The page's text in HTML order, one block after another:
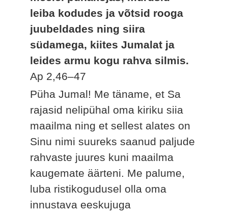
leiba kodudes ja võtsid rooga
juubeldades ning siira
südamega, kiites Jumalat ja
leides armu kogu rahva silmis.
Ap 2,46–47
Püha Jumal! Me täname, et Sa
rajasid nelipühal oma kiriku siia
maailma ning et sellest alates on
Sinu nimi suureks saanud paljude
rahvaste juures kuni maailma
kaugemate äärteni. Me palume,
luba ristikogudusel olla oma
innustava eeskujuga